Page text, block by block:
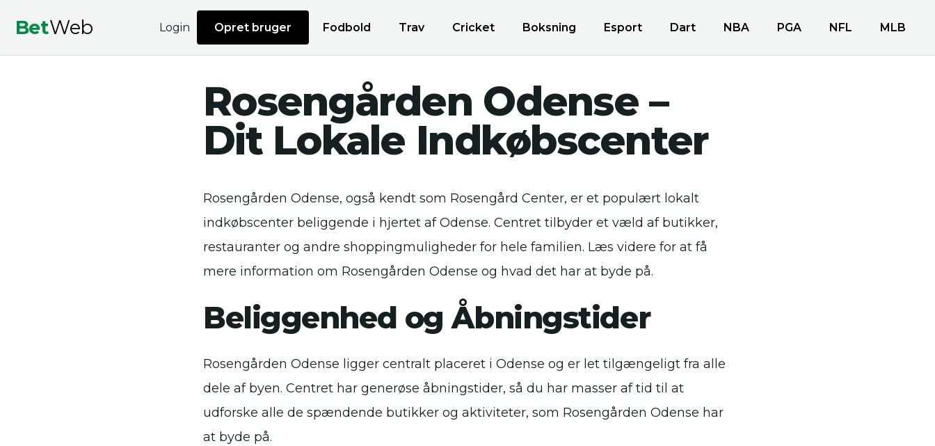
BetWeb Fodbold Trav Cricket Boksning Esport Dart NBA PGA NFL MLB
Login Opret bruger
Rosengården Odense –
Dit Lokale Indkøbscenter
Rosengården Odense, også kendt som Rosengård Center, er et populært lokalt
indkøbscenter beliggende i hjertet af Odense. Centret tilbyder et væld af butikker,
restauranter og andre shoppingmuligheder for hele familien. Læs videre for at få
mere information om Rosengården Odense og hvad det har at byde på.
Beliggenhed og Åbningstider
Rosengården Odense ligger centralt placeret i Odense og er let tilgængeligt fra alle
dele af byen. Centret har generøse åbningstider, så du har masser af tid til at
udforske alle de spændende butikker og aktiviteter, som Rosengården Odense har
at byde på.